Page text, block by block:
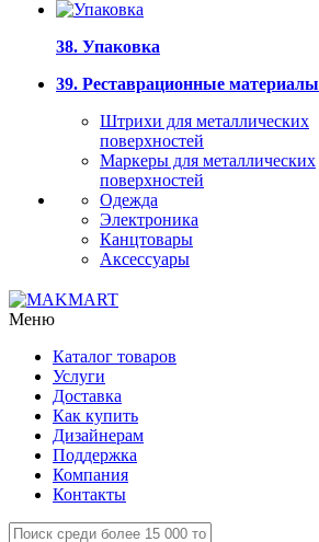
38. Упаковка
39. Реставрационные материалы
Штрихи для металлических
поверхностей
Маркеры для металлических
поверхностей
Одежда
Электроника
Канцтовары
Аксессуары
Меню
Каталог товаров
Услуги
Доставка
Как купить
Дизайнерам
Поддержка
Компания
Контакты